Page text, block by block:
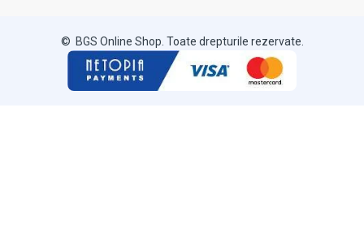
© BGS Online Shop. Toate drepturile rezervate.